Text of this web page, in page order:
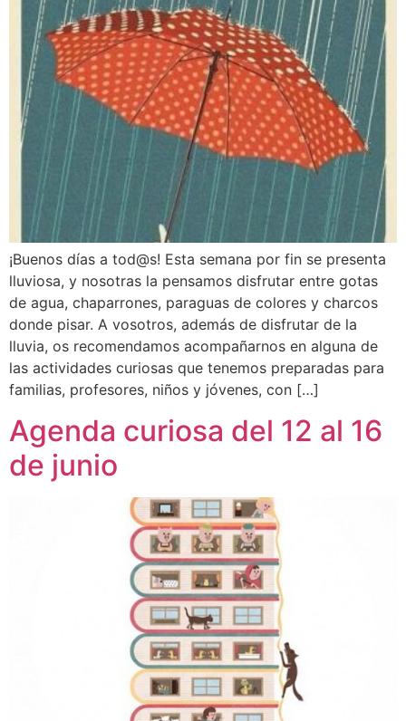
¡Buenos días a tod@s! Esta semana por fin se presenta
lluviosa, y nosotras la pensamos disfrutar entre gotas
de agua, chaparrones, paraguas de colores y charcos
donde pisar. A vosotros, además de disfrutar de la
lluvia, os recomendamos acompañarnos en alguna de
las actividades curiosas que tenemos preparadas para
familias, profesores, niños y jóvenes, con […]
Agenda curiosa del 12 al 16
de junio